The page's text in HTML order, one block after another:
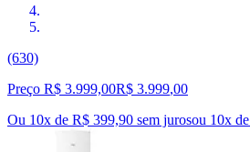
(630)
Preço R$ 3.999,00R$ 3.999,00
Ou 10x de R$ 399,90 sem jurosou 10x de